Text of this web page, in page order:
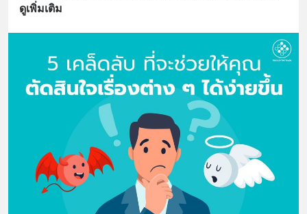
ดูเพิ่มเติม